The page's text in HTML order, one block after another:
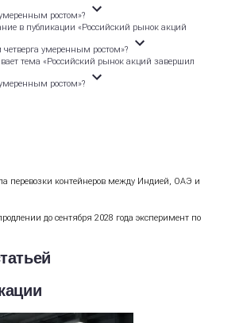
ростом»?
в публикации «Российский рынок акций
умеренным ростом»?
тема «Российский рынок акций завершил
ростом»?
перевозки контейнеров между Индией, ОАЭ и
до сентября 2028 года эксперимент по